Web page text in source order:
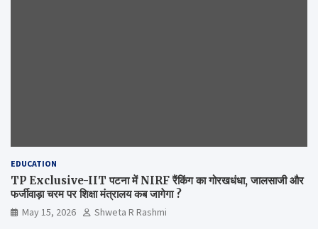
EDUCATION
TP Exclusive-IIT पटना में NIRF रैंकिंग का गोरखधंधा, जालसाजी और
फर्जीवाड़ा चरम पर शिक्षा मंत्रालय कब जागेगा ?
May 15, 2026 Shweta R Rashmi